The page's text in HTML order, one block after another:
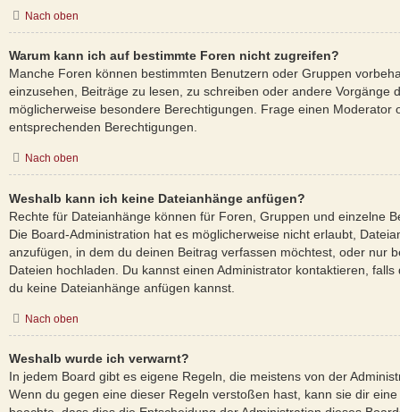
Nach oben
Warum kann ich auf bestimmte Foren nicht zugreifen?
Manche Foren können bestimmten Benutzern oder Gruppen
einzusehen, Beiträge zu lesen, zu schreiben oder andere Vorgänge
möglicherweise besondere Berechtigungen. Frage einen Moderator
entsprechenden Berechtigungen.
Nach oben
Weshalb kann ich keine Dateianhänge anfügen?
Rechte für Dateianhänge können für Foren, Gruppen und einzelne
Die Board-Administration hat es möglicherweise nicht erlaubt,
anzufügen, in dem du deinen Beitrag verfassen möchtest, oder nur
Dateien hochladen. Du kannst einen Administrator kontaktieren,
du keine Dateianhänge anfügen kannst.
Nach oben
Weshalb wurde ich verwarnt?
In jedem Board gibt es eigene Regeln, die meistens von der
Wenn du gegen eine dieser Regeln verstoßen hast, kann sie dir